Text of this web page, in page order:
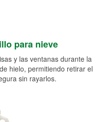
para nieve
y las ventanas durante la
hielo, permitiendo retirar el
sin rayarlos.